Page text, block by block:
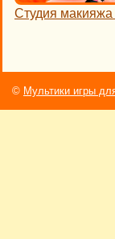
Студия макияжа
© Мультики игры